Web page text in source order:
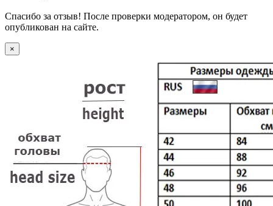
Спасибо за отзыв! После проверки модератором, он будет
опубликован на сайте.
×